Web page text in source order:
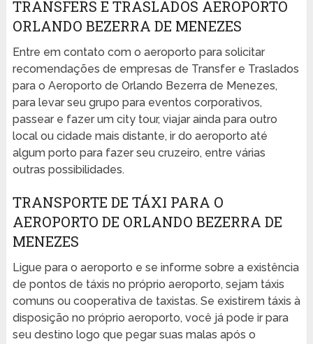
TRANSFERS E TRASLADOS AEROPORTO
ORLANDO BEZERRA DE MENEZES
Entre em contato com o aeroporto para solicitar
recomendações de empresas de Transfer e Traslados
para o Aeroporto de Orlando Bezerra de Menezes,
para levar seu grupo para eventos corporativos,
passear e fazer um city tour, viajar ainda para outro
local ou cidade mais distante, ir do aeroporto até
algum porto para fazer seu cruzeiro, entre várias
outras possibilidades.
TRANSPORTE DE TÁXI PARA O
AEROPORTO DE ORLANDO BEZERRA DE
MENEZES
Ligue para o aeroporto e se informe sobre a existência
de pontos de táxis no próprio aeroporto, sejam táxis
comuns ou cooperativa de taxistas. Se existirem táxis à
disposição no próprio aeroporto, você já pode ir para
seu destino logo que pegar suas malas após o